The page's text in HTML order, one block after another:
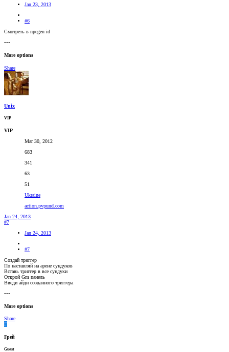
Jan 23, 2013
#6
Смотреть в npcgen id
•••
More options
Share
Unix
VIP
VIP
Mar 30, 2012
683
341
63
51
Ukraine
action.pvpund.com
Jan 24, 2013
#7
Jan 24, 2013
#7
Создай триггер
По наставляй на арене сундуков
Вставь триггер в все сундуки
Открой Gm панель
Введи айди созданного триггера
•••
More options
Share
Г
Грей
Guest